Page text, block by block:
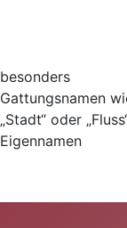
besonders
Gattungsnamen
„Stadt“ oder
Eigennamen